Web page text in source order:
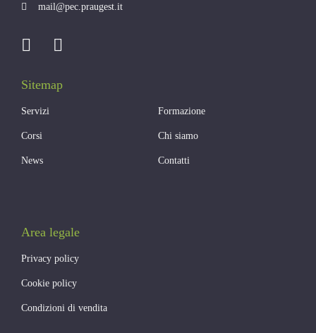
mail@pec.praugest.it
Sitemap
Servizi Formazione
Corsi Chi siamo
News Contatti
Area legale
Privacy policy
Cookie policy
Condizioni di vendita